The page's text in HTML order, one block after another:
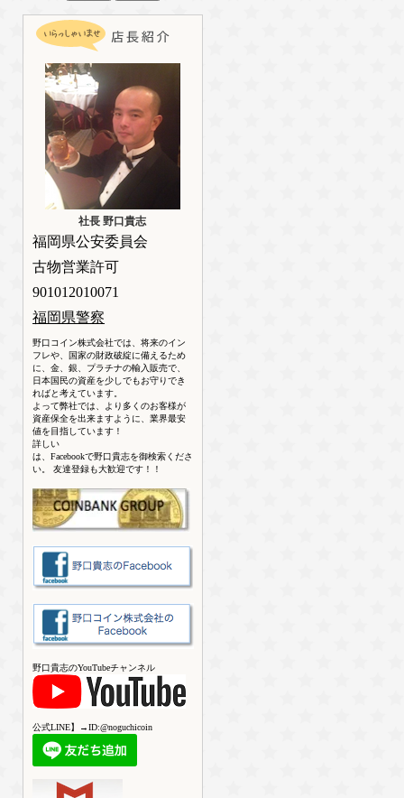
社長 野口貴志
福岡県公安委員会
古物営業許可
901012010071
福岡県警察
野口コイン株式会社では、将来のイン
フレや、国家の財政破綻に備えるため
に、金、銀、プラチナの輸入販売で、
日本国民の資産を少しでもお守りでき
ればと考えています。
よって弊社では、より多くのお客様が
資産保全を出来ますように、業界最安
値を目指しています！
詳しい
は、Facebookで野口貴志を御検索くださ
い。 友達登録も大歓迎です！！
野口貴志のYouTubeチャンネル
公式LINE】→ID:@noguchicoin